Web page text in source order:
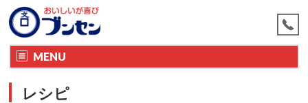
MENU
レシピ